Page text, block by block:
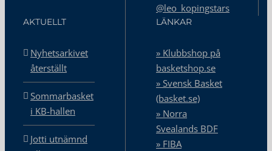
@leo_kopingstars
AKTUELLT
Nyhetsarkivet
återställt
Sommarbasket
i KB-hallen
Jotti utnämnd
LÄNKAR
» Klubbshop på
basketshop.se
» Svensk Basket
(basket.se)
» Norra
Svealands BDF
» FIBA